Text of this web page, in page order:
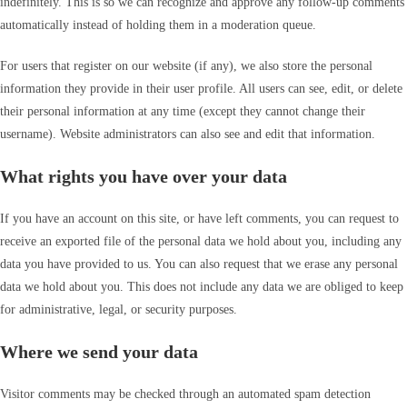
automatically instead of holding them in a moderation queue.
For users that register on our website (if any), we also store the personal
information they provide in their user profile. All users can see, edit, or delete
their personal information at any time (except they cannot change their
username). Website administrators can also see and edit that information.
What rights you have over your data
If you have an account on this site, or have left comments, you can request to
receive an exported file of the personal data we hold about you, including any
data you have provided to us. You can also request that we erase any personal
data we hold about you. This does not include any data we are obliged to keep
for administrative, legal, or security purposes.
Where we send your data
Visitor comments may be checked through an automated spam detection